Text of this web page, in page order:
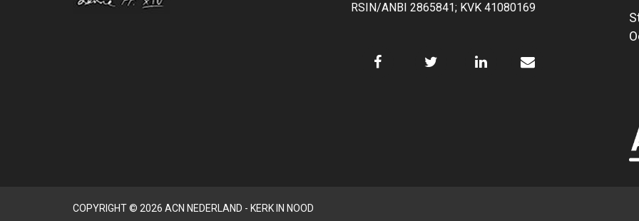
RSIN/ANBI 2865841; KVK 41080169
COPYRIGHT © 2026 ACN NEDERLAND - KERK IN NOOD